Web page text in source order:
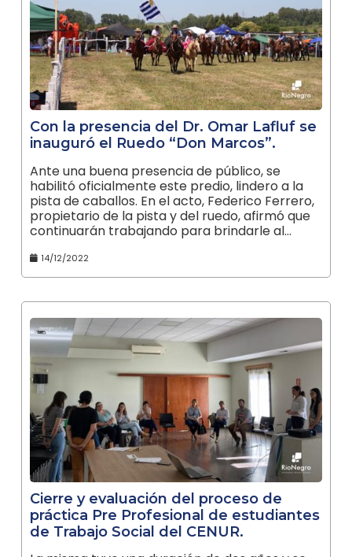
Con la presencia del Dr. Omar Lafluf se
inauguró el Ruedo “Don Marcos”.
Ante una buena presencia de público, se
habilitó oficialmente este predio, lindero a la
pista de caballos. En el acto, Federico Ferrero,
propietario de la pista y del ruedo, afirmó que
continuarán trabajando para brindarle al…
14/12/2022
Cierre y evaluación del proceso de
práctica Pre Profesional de estudiantes
de Trabajo Social del CENUR.